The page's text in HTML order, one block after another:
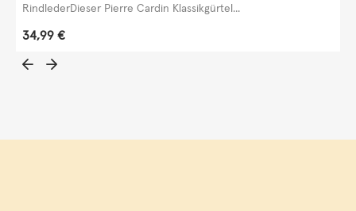
RindlederDieser Pierre Cardin Klassikgürtel...
Regulärer Preis:
34,99 €